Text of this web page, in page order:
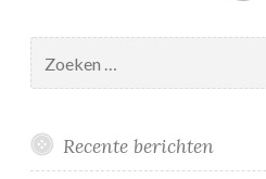
naar:
Recente berichten